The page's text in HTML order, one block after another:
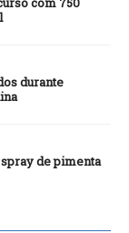
durante
de pimenta